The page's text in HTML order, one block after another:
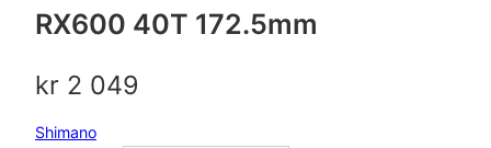
RX600 40T 172.5mm
kr 2 049
Shimano